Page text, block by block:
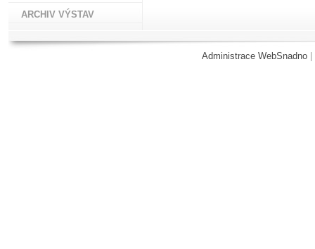
ARCHIV VÝSTAV
Administrace WebSnadno|